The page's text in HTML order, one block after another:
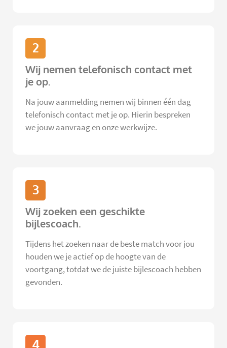
2
Wij nemen telefonisch contact met
je op.
Na jouw aanmelding nemen wij binnen één dag
telefonisch contact met je op. Hierin bespreken
we jouw aanvraag en onze werkwijze.
3
Wij zoeken een geschikte
bijlescoach.
Tijdens het zoeken naar de beste match voor jou
houden we je actief op de hoogte van de
voortgang, totdat we de juiste bijlescoach hebben
gevonden.